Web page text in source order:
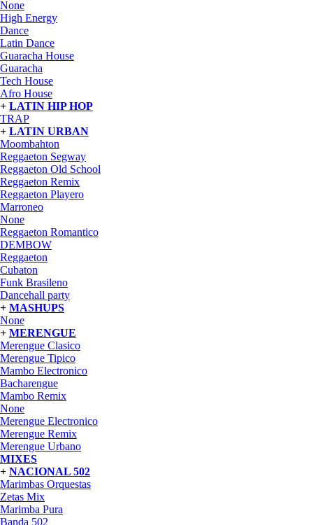
None
High Energy
Dance
Latin Dance
Guaracha House
Guaracha
Tech House
Afro House
+ LATIN HIP HOP
TRAP
+ LATIN URBAN
Moombahton
Reggaeton Segway
Reggaeton Old School
Reggaeton Remix
Reggaeton Playero
Marroneo
None
Reggaeton Romantico
DEMBOW
Reggaeton
Cubaton
Funk Brasileno
Dancehall party
+ MASHUPS
None
+ MERENGUE
Merengue Clasico
Merengue Tipico
Mambo Electronico
Bacharengue
Mambo Remix
None
Merengue Electronico
Merengue Remix
Merengue Urbano
MIXES
+ NACIONAL 502
Marimbas Orquestas
Zetas Mix
Marimba Pura
Banda 502